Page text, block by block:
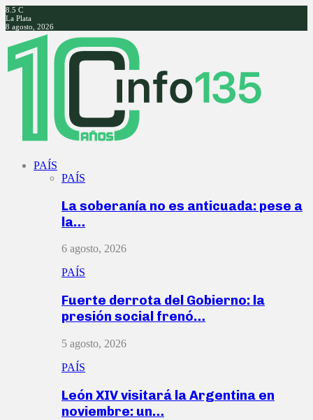
8.5 C
La Plata
8 agosto, 2026
Facebook
Twitter
Instagram
Youtube
PAÍS
PAÍS
La soberanía no es anticuada: pese a
la…
6 agosto, 2026
PAÍS
Fuerte derrota del Gobierno: la
presión social frenó…
5 agosto, 2026
PAÍS
León XIV visitará la Argentina en
noviembre: un…